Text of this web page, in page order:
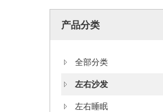
产品分类
全部分类
左右沙发
左右睡眠